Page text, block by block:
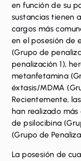
en función de su
sustancias tienen
cargos más
en el posesión de
(Grupo de
penalización 1),
metanfetamina
éxtasis/MDMA
Recientemente,
han realizado
de psilocibina
(Grupo de
La posesión de